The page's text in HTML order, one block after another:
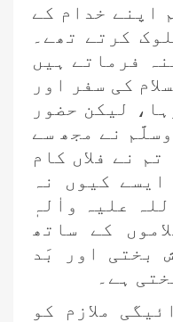
اپنے خدام کے
کرتے تھے۔
فرماتے ہیں
کی سفر اور
لیکن حضور
نے مجھ سے
نے فلاں کام
کیوں نہ
علیہ واٰلہٖ
کے ساتھ
بختی اور بَد
ہے۔
ملازم کو